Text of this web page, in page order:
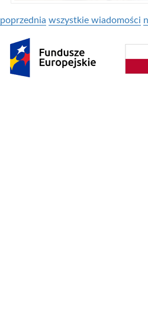
poprzednia wszystkie wiadomości